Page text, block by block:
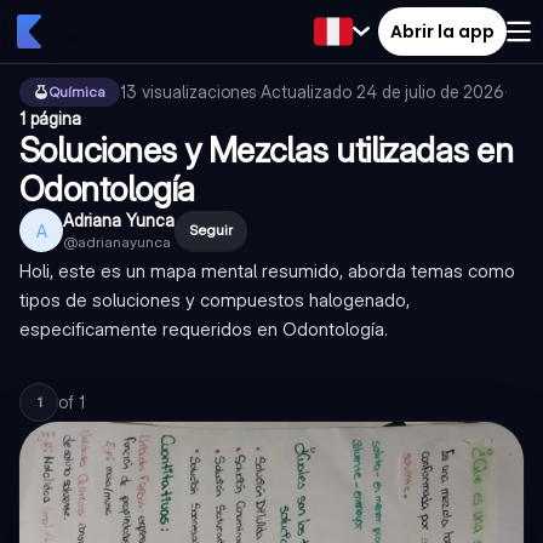
Abrir la app
Química 13 visualizaciones·Actualizado 24 de julio de 2026·
1 página
Soluciones y Mezclas utilizadas en
Odontología
A Adriana Yunca
@adrianayunca
Seguir
Holi, este es un mapa mental resumido, aborda temas como
tipos de soluciones y compuestos halogenado,
especificamente requeridos en Odontología.
1 of 1